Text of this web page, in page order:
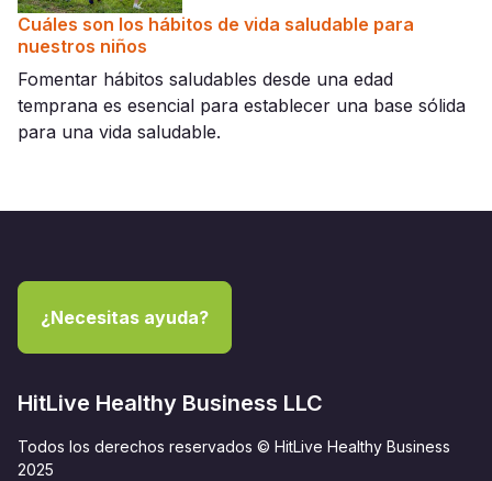
Cuáles son los hábitos de vida saludable para
nuestros niños
Fomentar hábitos saludables desde una edad
temprana es esencial para establecer una base sólida
para una vida saludable.
¿Necesitas ayuda?
HitLive Healthy Business LLC
Todos los derechos reservados © HitLive Healthy Business
2025